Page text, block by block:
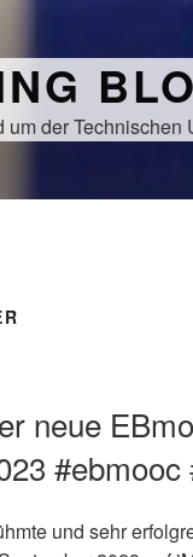
der Technischen
neue
#ebmooc
und sehr